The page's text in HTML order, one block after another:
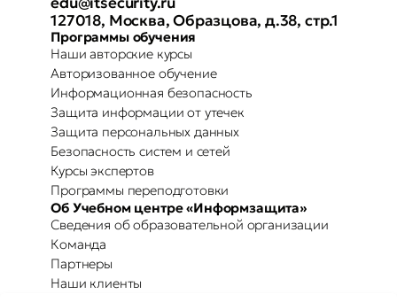
127018, Москва, Образцова, д.38, стр.1
Программы обучения
Наши авторские курсы
Авторизованное обучение
Информационная безопасность
Защита информации от утечек
Защита персональных данных
Безопасность систем и сетей
Курсы экспертов
Программы переподготовки
Об Учебном центре «Информзащита»
Сведения об образовательной организации
Команда
Партнеры
Наши клиенты